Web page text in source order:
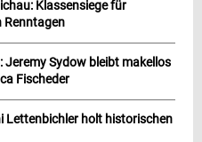
Klassensiege für
Renntagen
Jeremy Sydow bleibt makellos
Fischeder
Lettenbichler holt historischen